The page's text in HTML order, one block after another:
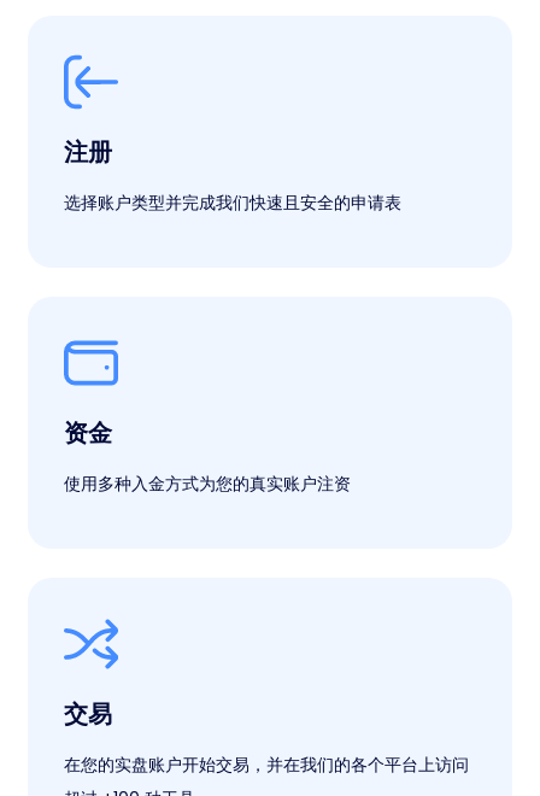
注册
选择账户类型并完成我们快速且安全的申请表
资金
使用多种入金方式为您的真实账户注资
交易
在您的实盘账户开始交易，并在我们的各个平台上访问